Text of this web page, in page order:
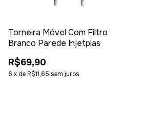
Torneira Móvel Com Filtro
Branco Parede Injetplas
R$69,90
6 x deR$11,65 sem juros